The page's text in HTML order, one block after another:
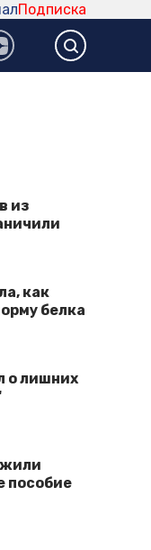
Подписка
из
как
белка
о лишних
пособие